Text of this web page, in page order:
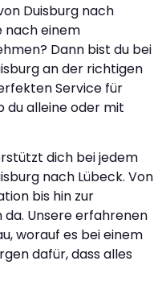
Duisburg nach
nach einem
Dann bist du bei
an der richtigen
Service für
du alleine oder mit
dich bei jedem
nach Lübeck. Von
bis hin zur
da. Unsere erfahrenen
worauf es bei einem
dafür, dass alles